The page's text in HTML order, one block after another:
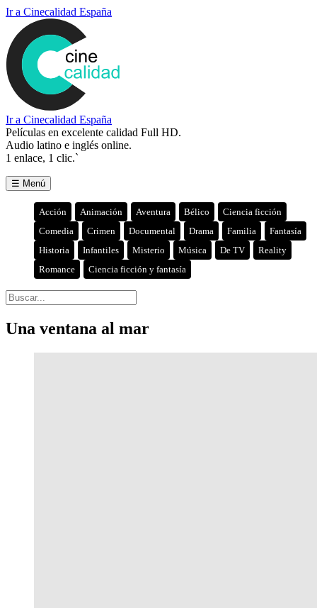
Ir a Cinecalidad España
Ir a Cinecalidad España
Películas en excelente calidad Full HD.
Audio latino e inglés online.
1 enlace, 1 clic.`
☰ Menú
Acción Animación Aventura Bélico
Ciencia ficción
Comedia
Crimen Documental Drama Familia
Fantasía
Historia
Infantiles Misterio Música De TV
Reality
Romance
Ciencia ficción y fantasía
Una ventana al mar